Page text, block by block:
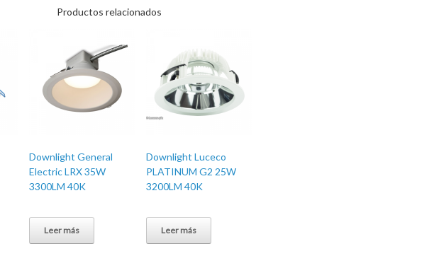
Productos relacionados
Downlight General
Electric LRX 35W
3300LM 40K
Leer más
Downlight Luceco
PLATINUM G2 25W
3200LM 40K
Leer más